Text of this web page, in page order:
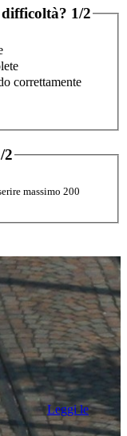
1/2
correttamente
2
massimo 200
Leggi le